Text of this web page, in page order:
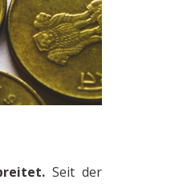
Seit der